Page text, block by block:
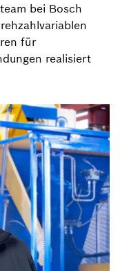
bei Bosch
für
realisiert